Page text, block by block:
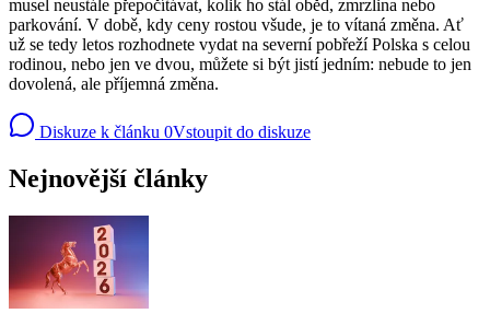
musel neustále přepočítávat, kolik ho stál oběd, zmrzlina nebo
parkování. V době, kdy ceny rostou všude, je to vítaná změna. Ať
už se tedy letos rozhodnete vydat na severní pobřeží Polska s celou
rodinou, nebo jen ve dvou, můžete si být jistí jedním: nebude to jen
dovolená, ale příjemná změna.
Diskuze k článku 0Vstoupit do diskuze
Nejnovější články